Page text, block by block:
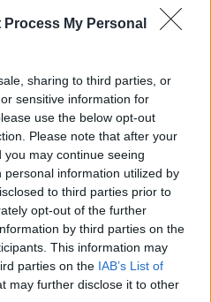
Process My Personal
sharing to third parties, or
sensitive information for
use the below opt-out
Please note that after your
may continue seeing
information utilized by
to third parties prior to
opt-out of the further
by third parties on the
This information may
parties on the IAB’s List of
may further disclose it to other
6 Αυγούστου 2026, 2:29 μμ
ΤΟΠΙΚΉ ΕΠΙΚΑΙΡΌΤΗΤΑ
Οι εφημερίες των
φαρμακείων σε
Κοζάνη και
Πτολεμαΐδα από 10
έως 16 Αυγούστου